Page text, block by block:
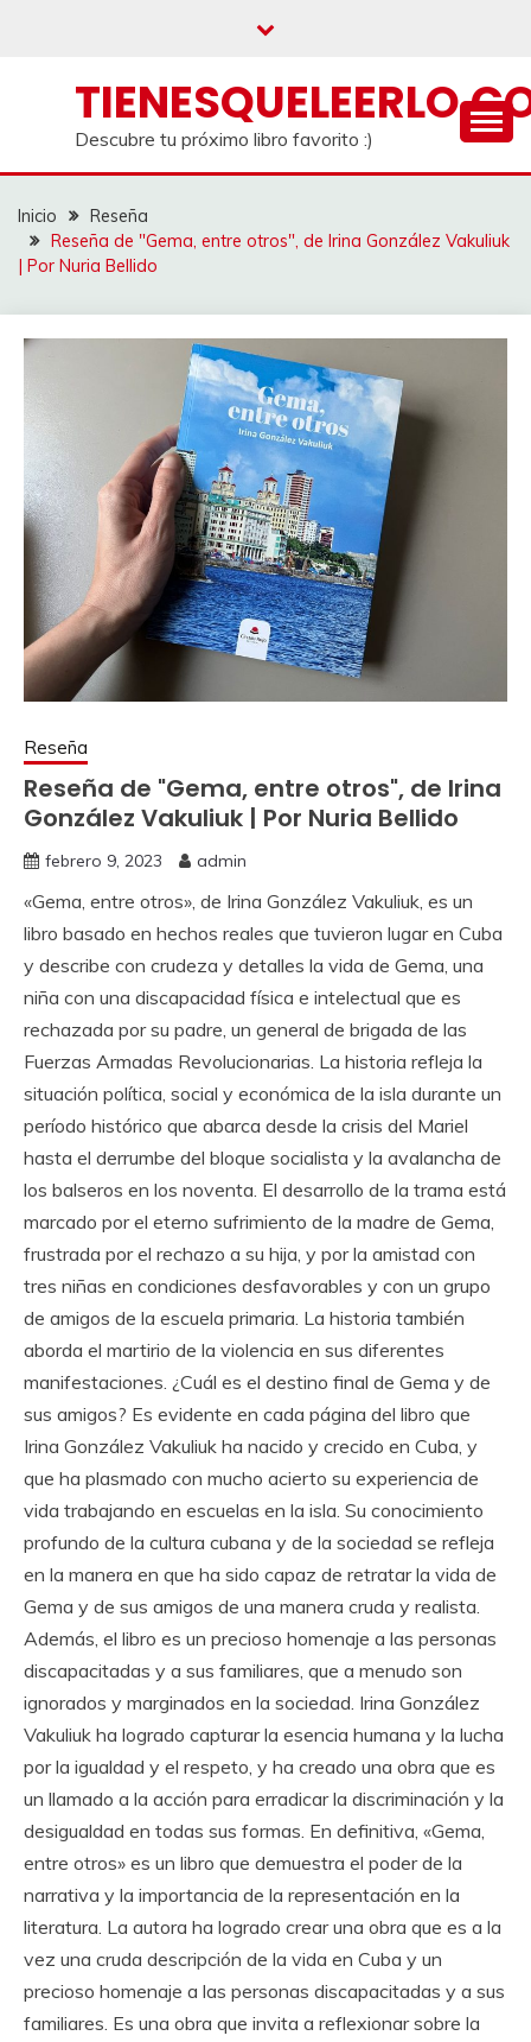
Descubre tu próximo libro favorito :)
Inicio
Reseña
Reseña de "Gema, entre otros", de Irina González Vakuliuk
| Por Nuria Bellido
Reseña
Reseña de "Gema, entre otros", de Irina
González Vakuliuk | Por Nuria Bellido
febrero 9, 2023 admin
«Gema, entre otros», de Irina González Vakuliuk, es un
libro basado en hechos reales que tuvieron lugar en Cuba
y describe con crudeza y detalles la vida de Gema, una
niña con una discapacidad física e intelectual que es
rechazada por su padre, un general de brigada de las
Fuerzas Armadas Revolucionarias. La historia refleja la
situación política, social y económica de la isla durante un
período histórico que abarca desde la crisis del Mariel
hasta el derrumbe del bloque socialista y la avalancha de
los balseros en los noventa. El desarrollo de la trama está
marcado por el eterno sufrimiento de la madre de Gema,
frustrada por el rechazo a su hija, y por la amistad con
tres niñas en condiciones desfavorables y con un grupo
de amigos de la escuela primaria. La historia también
aborda el martirio de la violencia en sus diferentes
manifestaciones. ¿Cuál es el destino final de Gema y de
sus amigos? Es evidente en cada página del libro que
Irina González Vakuliuk ha nacido y crecido en Cuba, y
que ha plasmado con mucho acierto su experiencia de
vida trabajando en escuelas en la isla. Su conocimiento
profundo de la cultura cubana y de la sociedad se refleja
en la manera en que ha sido capaz de retratar la vida de
Gema y de sus amigos de una manera cruda y realista.
Además, el libro es un precioso homenaje a las personas
discapacitadas y a sus familiares, que a menudo son
ignorados y marginados en la sociedad. Irina González
Vakuliuk ha logrado capturar la esencia humana y la lucha
por la igualdad y el respeto, y ha creado una obra que es
un llamado a la acción para erradicar la discriminación y la
desigualdad en todas sus formas. En definitiva, «Gema,
entre otros» es un libro que demuestra el poder de la
narrativa y la importancia de la representación en la
literatura. La autora ha logrado crear una obra que es a la
vez una cruda descripción de la vida en Cuba y un
precioso homenaje a las personas discapacitadas y a sus
familiares. Es una obra que invita a reflexionar sobre la